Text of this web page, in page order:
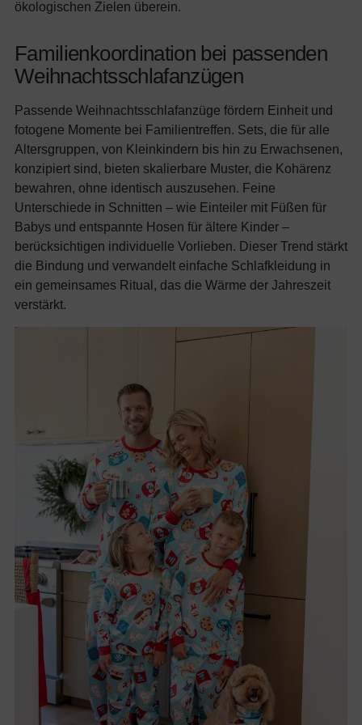
ökologischen Zielen überein.
Familienkoordination bei passenden
Weihnachtsschlafanzügen
Passende Weihnachtsschlafanzüge fördern Einheit und
fotogene Momente bei Familientreffen. Sets, die für alle
Altersgruppen, von Kleinkindern bis hin zu Erwachsenen,
konzipiert sind, bieten skalierbare Muster, die Kohärenz
bewahren, ohne identisch auszusehen. Feine
Unterschiede in Schnitten – wie Einteiler mit Füßen für
Babys und entspannte Hosen für ältere Kinder –
berücksichtigen individuelle Vorlieben. Dieser Trend stärkt
die Bindung und verwandelt einfache Schlafkleidung in
ein gemeinsames Ritual, das die Wärme der Jahreszeit
verstärkt.